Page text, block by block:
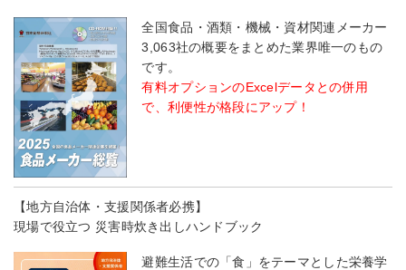
全国食品・酒類・機械・資材関連メーカー
3,063社の概要をまとめた業界唯一のもの
です。
有料オプションのExcelデータとの併用
で、利便性が格段にアップ！
【地方自治体・支援関係者必携】
現場で役立つ 災害時炊き出しハンドブック
避難生活での「食」をテーマとした栄養学